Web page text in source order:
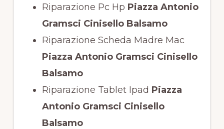
Riparazione Pc Hp Piazza Antonio
Gramsci Cinisello Balsamo
Riparazione Scheda Madre Mac
Piazza Antonio Gramsci Cinisello
Balsamo
Riparazione Tablet Ipad Piazza
Antonio Gramsci Cinisello
Balsamo